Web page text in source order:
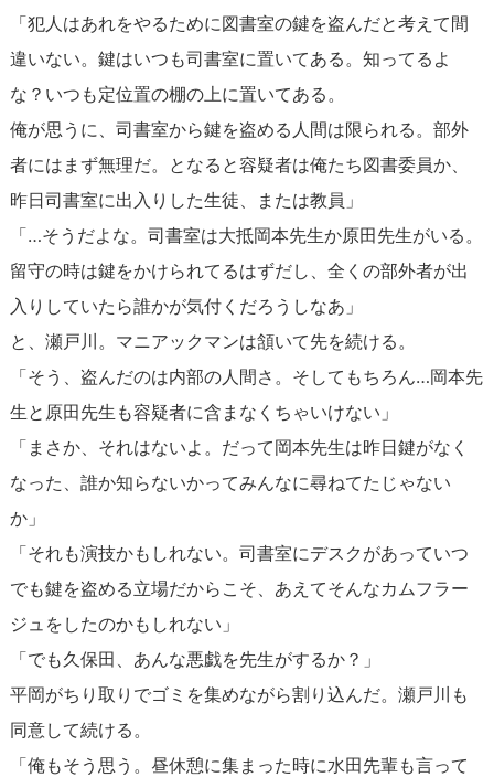
「犯人はあれをやるために図書室の鍵を盗んだと考えて間
違いない。鍵はいつも司書室に置いてある。知ってるよ
な？いつも定位置の棚の上に置いてある。
俺が思うに、司書室から鍵を盗める人間は限られる。部外
者にはまず無理だ。となると容疑者は俺たち図書委員か、
昨日司書室に出入りした生徒、または教員」
「…そうだよな。司書室は大抵岡本先生か原田先生がいる。
留守の時は鍵をかけられてるはずだし、全くの部外者が出
入りしていたら誰かが気付くだろうしなあ」
と、瀬戸川。マニアックマンは頷いて先を続ける。
「そう、盗んだのは内部の人間さ。そしてもちろん…岡本先
生と原田先生も容疑者に含まなくちゃいけない」
「まさか、それはないよ。だって岡本先生は昨日鍵がなく
なった、誰か知らないかってみんなに尋ねてたじゃない
か」
「それも演技かもしれない。司書室にデスクがあっていつ
でも鍵を盗める立場だからこそ、あえてそんなカムフラー
ジュをしたのかもしれない」
「でも久保田、あんな悪戯を先生がするか？」
平岡がちり取りでゴミを集めながら割り込んだ。瀬戸川も
同意して続ける。
「俺もそう思う。昼休憩に集まった時に水田先輩も言って